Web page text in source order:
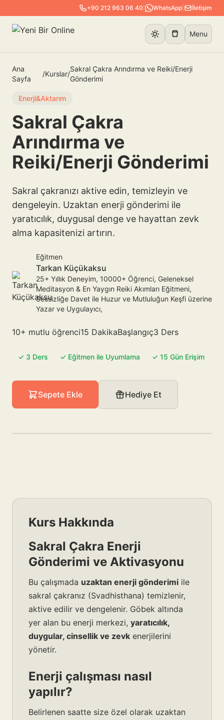
+90 212 963 06 40 WhatsApp İletişim
Menu
Ana
Sayfa
/Kurslar/
Sakral Çakra Arındırma ve Reiki/Enerji
Gönderimi
Enerji&Aktarım
Sakral Çakra
Arındırma ve
Reiki/Enerji Gönderimi
Sakral çakranızı aktive edin, temizleyin ve
dengeleyin. Uzaktan enerji gönderimi ile
yaratıcılık, duygusal denge ve hayattan zevk
alma kapasitenizi artırın.
Eğitmen
Tarkan Küçükaksu
25+ Yıllık Deneyim, 10000+ Öğrenci, Geleneksel
Meditasyon & En Yaygın Reiki Akımları Eğitmeni,
Sessizliğe Davet ile Huzur ve Mutluluğun Keşfi üzerine
Yazar ve Uygulayıcı,
10+ mutlu öğrenci15 DakikaBaşlangıç3 Ders
✓ 3 Ders ✓ Eğitmen ile Uyumlama ✓ 15 Gün Erişim
Sepete Ekle Hediye Et
Kurs Hakkında
Sakral Çakra Enerji
Gönderimi ve Aktivasyonu
Bu çalışmada uzaktan enerji gönderimi ile
sakral çakranız (Svadhisthana) temizlenir,
aktive edilir ve dengelenir. Göbek altında
yer alan bu enerji merkezi, yaratıcılık,
duygular, cinsellik ve zevk enerjilerini
yönetir.
Enerji çalışması nasıl
yapılır?
Belirlenen saatte size özel olarak uzaktan